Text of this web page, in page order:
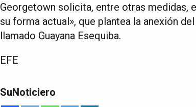
Georgetown solicita, entre otras medidas,
su forma actual», que plantea la anexión
llamado Guayana Esequiba.
EFE
SuNoticiero